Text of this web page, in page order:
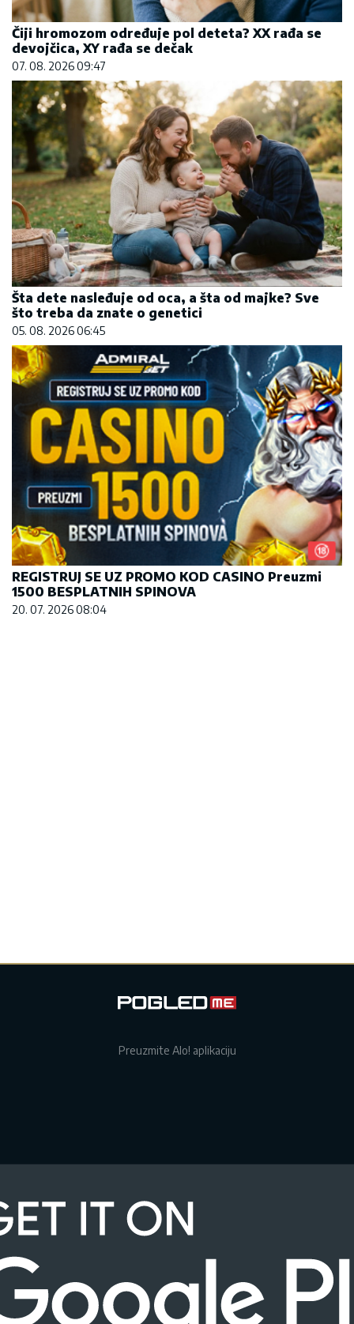
Čiji hromozom određuje pol deteta? XX rađa se
devojčica, XY rađa se dečak
07. 08. 2026 09:47
Šta dete nasleđuje od oca, a šta od majke? Sve
što treba da znate o genetici
05. 08. 2026 06:45
REGISTRUJ SE UZ PROMO KOD CASINO Preuzmi
1500 BESPLATNIH SPINOVA
20. 07. 2026 08:04
Preuzmite Alo! aplikaciju